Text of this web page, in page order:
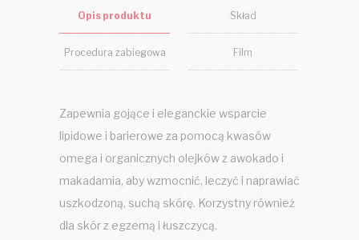
Opis produktu Skład
Procedura zabiegowa Film
Zapewnia gojące i eleganckie wsparcie
lipidowe i barierowe za pomocą kwasów
omega i organicznych olejków z awokado i
makadamia, aby wzmocnić, leczyć i naprawiać
uszkodzoną, suchą skórę. Korzystny również
dla skór z egzemą i łuszczycą.